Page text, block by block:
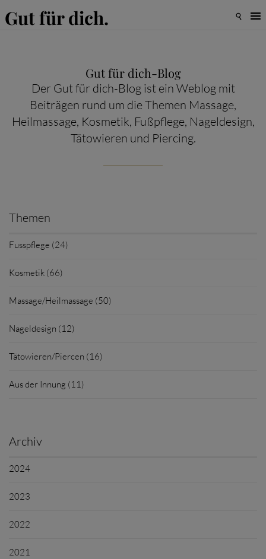
Gut für dich. 
Gut für dich-Blog
Der Gut für dich-Blog ist ein Weblog mit
Beiträgen rund um die Themen Massage,
Heilmassage, Kosmetik, Fußpflege, Nageldesign,
Tätowieren und Piercing.
Themen
Fusspflege (24)
Kosmetik (66)
Massage/Heilmassage (50)
Nageldesign (12)
Tätowieren/Piercen (16)
Aus der Innung (11)
Archiv
2024
2023
2022
2021